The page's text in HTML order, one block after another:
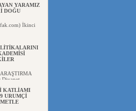
YARAMIZ
DOĞU
İkinci
KATLİAMI
URUMÇİ